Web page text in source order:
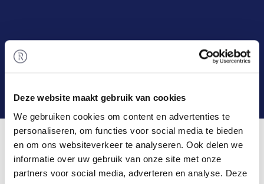
Deze website maakt gebruik van cookies
We gebruiken cookies om content en advertenties te
personaliseren, om functies voor social media te bieden
en om ons websiteverkeer te analyseren. Ook delen we
informatie over uw gebruik van onze site met onze
partners voor social media, adverteren en analyse. Deze
/ / Bouke Tauw
Bouke & Rembrandt M&A
Bouke startte in 2003 als derde medewerker bij